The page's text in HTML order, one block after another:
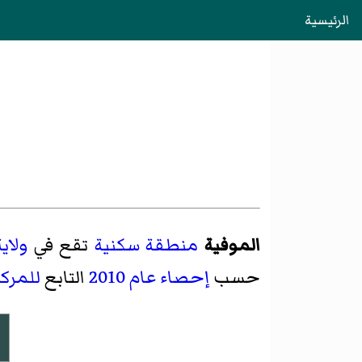
الرئيسية
الموفية منطقة سكنية تقع في
حسبإحصاء عام 2010 التابع